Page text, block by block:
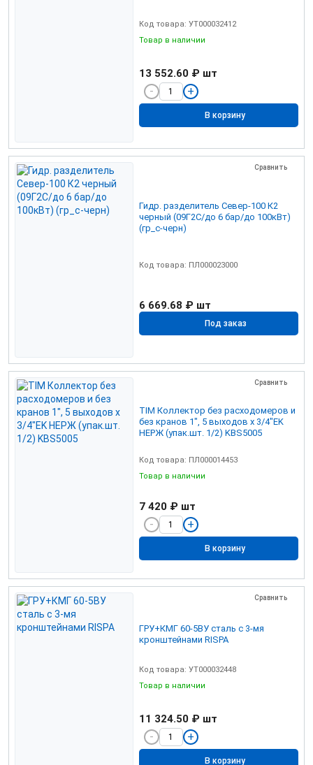
Код товара: УТ000032412
Товар в наличии
13 552.60 ₽ шт
В корзину
Сравнить
Гидр. разделитель Север-100 К2
черный (09Г2С/до 6 бар/до 100кВт)
(гр_с-черн)
Код товара: ПЛ000023000
6 669.68 ₽ шт
Под заказ
Сравнить
TIM Коллектор без расходомеров и
без кранов 1", 5 выходов x 3/4"EK
НЕРЖ (упак.шт. 1/2) KBS5005
Код товара: ПЛ000014453
Товар в наличии
7 420 ₽ шт
В корзину
Сравнить
ГРУ+КМГ 60-5ВУ сталь с 3-мя
кронштейнами RISPA
Код товара: УТ000032448
Товар в наличии
11 324.50 ₽ шт
В корзину